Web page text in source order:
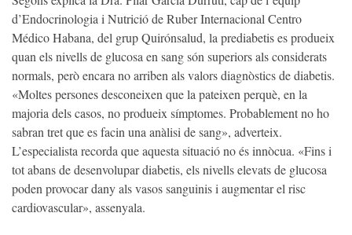
d’Endocrinologia i Nutrició de Ruber Internacional Centro
Médico Habana, del grup Quirónsalud, la prediabetis es produeix
quan els nivells de glucosa en sang són superiors als considerats
normals, però encara no arriben als valors diagnòstics de diabetis.
«Moltes persones desconeixen que la pateixen perquè, en la
majoria dels casos, no produeix símptomes. Probablement no ho
sabran tret que es facin una anàlisi de sang», adverteix.
L’especialista recorda que aquesta situació no és innòcua. «Fins i
tot abans de desenvolupar diabetis, els nivells elevats de glucosa
poden provocar dany als vasos sanguinis i augmentar el risc
cardiovascular», assenyala.